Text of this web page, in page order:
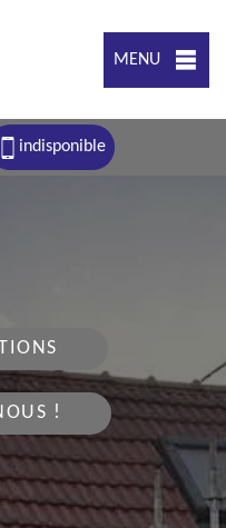
MENU
indisponible
!